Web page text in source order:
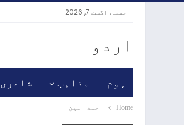
جمعہ, اگست 7, 2026
اردو
ہوم مذاہب شاعری
Home احمد امین